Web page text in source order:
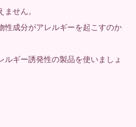
ません。
性成分がアレルギーを起こすのか
ルギー誘発性の製品を使いましょ